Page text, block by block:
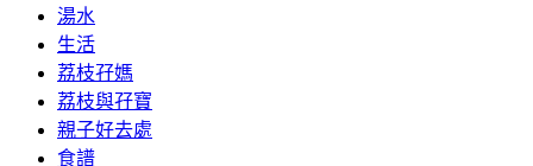
湯水
生活
荔枝孖媽
荔枝與孖寶
親子好去處
食譜